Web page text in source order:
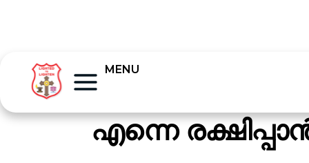
MENU
എന്നെ